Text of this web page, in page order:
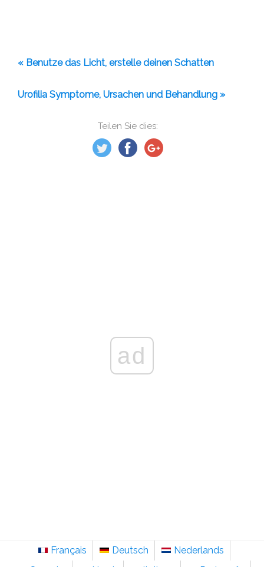
Teilen Sie dies:
« Benutze das Licht, erstelle deinen Schatten
Urofilia Symptome, Ursachen und Behandlung »
ad
Français Deutsch
Nederlands